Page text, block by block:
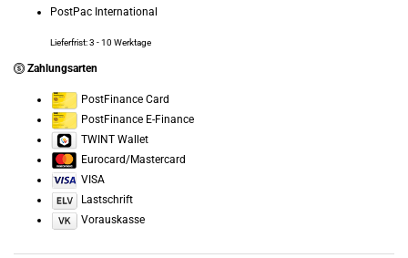
PostPac International
Lieferfrist: 3 - 10 Werktage
Zahlungsarten
PostFinance Card
PostFinance E-Finance
TWINT Wallet
Eurocard/Mastercard
VISA
Lastschrift
Vorauskasse